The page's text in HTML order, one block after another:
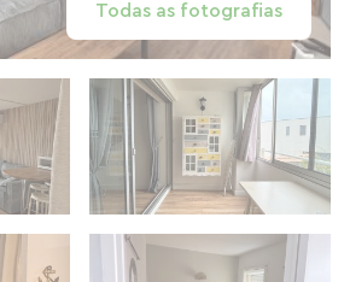
Todas as fotografias